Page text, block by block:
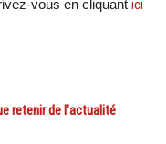
vous en cliquant ici
retenir de l’actualité